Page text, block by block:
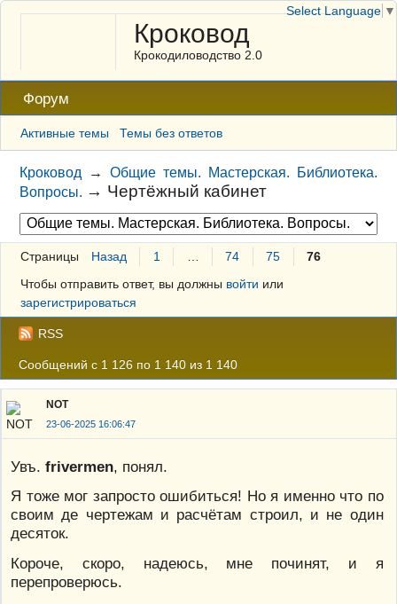
Кроковод
Крокодиловодство 2.0
Форум
Активные темы Темы без ответов
Кроковод →Общие темы. Мастерская. Библиотека.
Вопросы. → Чертёжный кабинет
Страницы Назад 1 74 75
76
Чтобы отправить ответ, вы должны войти или
зарегистрироваться
RSS
Сообщений с 1 126 по 1 140 из 1 140
NOT
23-06-2025 16:06:47
Увъ. frivermen, понял.
Я тоже мог запросто ошибиться! Но я именно что по
своим де чертежам и расчётам строил, и не один
десяток.
Короче, скоро, надеюсь, мне починят, и я
перепроверюсь.
Select Language ▼